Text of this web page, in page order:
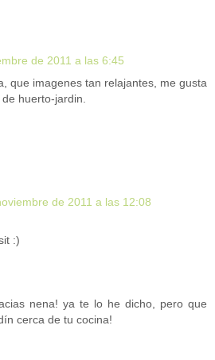
de 2011 a las 6:45
que imagenes tan relajantes, me gusta
huerto-jardin.
de 2011 a las 12:08
:)
nena! ya te lo he dicho, pero que
cerca de tu cocina!